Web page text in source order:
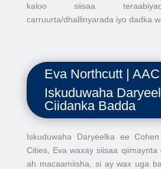
kaloo siisaa
carruurta/dhallinyarada iyo dadka
Eva Northcutt | AAC
Iskuduwaha
Ciidanka Badda
Iskuduwaha Daryeelka ee
Cities, Eva waxay siisaa qiimaynta
ah macaamiisha, si ay wax uga